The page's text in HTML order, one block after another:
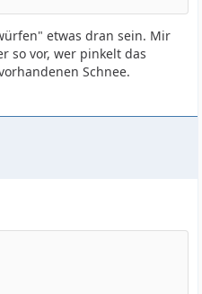
etwas dran sein. Mir
so vor, wer pinkelt das
Schnee.